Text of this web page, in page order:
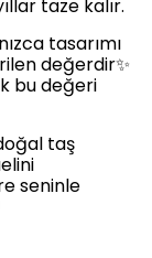
taze kalır.
tasarımı
değerdir✨
bu değeri
taş
seninle